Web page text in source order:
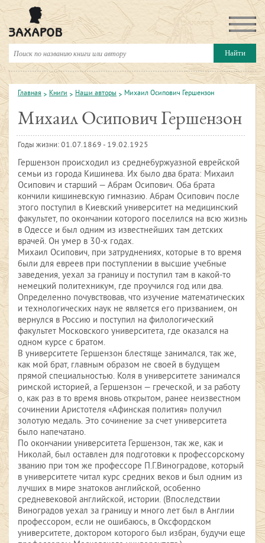
Главная Книги Наши авторы Михаил Осипович Гершензон
Михаил Осипович Гершензон
Годы жизни: 01.07.1869 - 19.02.1925
Гершензон происходил из среднебуржуазной еврейской
семьи из города Кишинева. Их было два брата: Михаил
Осипович и старший — Абрам Осипович. Оба брата
кончили кишиневскую гимназию. Абрам Осипович после
этого поступил в Киевский университет на медицинский
факультет, по окончании которого поселился на всю жизнь
в Одессе и был одним из известнейших там детских
врачей. Он умер в 30-х годах.
Михаил Осипович, при затруднениях, которые в то время
были для евреев при поступлении в высшие учебные
заведения, уехал за границу и поступил там в какой-то
немецкий политехникум, где проучился год или два.
Определенно почувствовав, что изучение математических
и технологических наук не является его призванием, он
вернулся в Россию и поступил на филологический
факультет Московского университета, где оказался на
одном курсе с братом.
В университете Гершензон блестяще занимался, так же,
как мой брат, главным образом не своей в будущем
прямой специальностью. Коля в университете занимался
римской историей, а Гершензон — греческой, и за работу
о, как раз в то время вновь открытом, ранее неизвестном
сочинении Аристотеля «Афинская полития» получил
золотую медаль. Это сочинение за счет университета
было напечатано.
По окончании университета Гершензон, так же, как и
Николай, был оставлен для подготовки к профессорскому
званию при том же профессоре П.Г.Виноградове, который
в университете читал курс средних веков и был одним из
лучших в мире знатоков английской, особенно
средневековой английской, истории. (Впоследствии
Виноградов уехал за границу и много лет был в Англии
профессором, если не ошибаюсь, в Оксфордском
университете, доктором которого был избран, будучи еще